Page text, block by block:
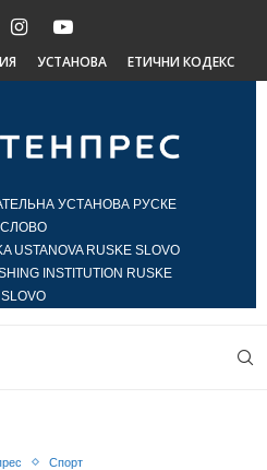
УСТАНОВА ЕТИЧНИ КОДЕКС
УСТАНОВА РУСКЕ
СЛОВО
USTANOVA RUSKE SLOVO
INSTITUTION RUSKE
SLOVO
Спорт